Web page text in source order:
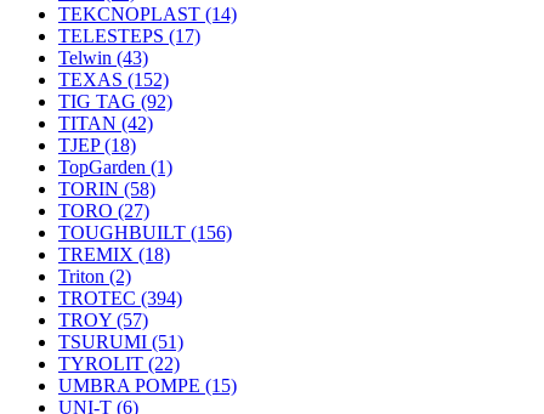
TEKCNOPLAST (14)
TELESTEPS (17)
Telwin (43)
TEXAS (152)
TIG TAG (92)
TITAN (42)
TJEP(18)
TopGarden (1)
TORIN (58)
TORO (27)
TOUGHBUILT (156)
TREMIX (18)
Triton (2)
TROTEC (394)
TROY (57)
TSURUMI (51)
TYROLIT (22)
UMBRA POMPE (15)
UNI-T (6)